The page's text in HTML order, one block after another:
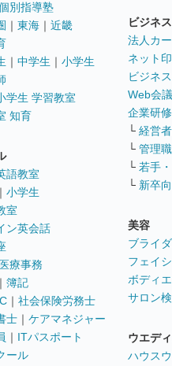
別指導塾
｜ 東海 ｜ 近畿
｜ 中学生 ｜ 小学生
学生 学習教室
知育
語教室
｜ 小学生
室
ン英会話
医療事務
｜ 簿記
｜ 社会保険労務士
士 ｜ ケアマネジャー
｜ ITパスポート
ール
ビジネス
法人カ
ネット
ビジネ
Web会
企業研修
└ 経営
└ 管理
└ 若手
└ 新卒
美容
ブライ
フェイ
ボディ
サロン
ウエデ
ハウス